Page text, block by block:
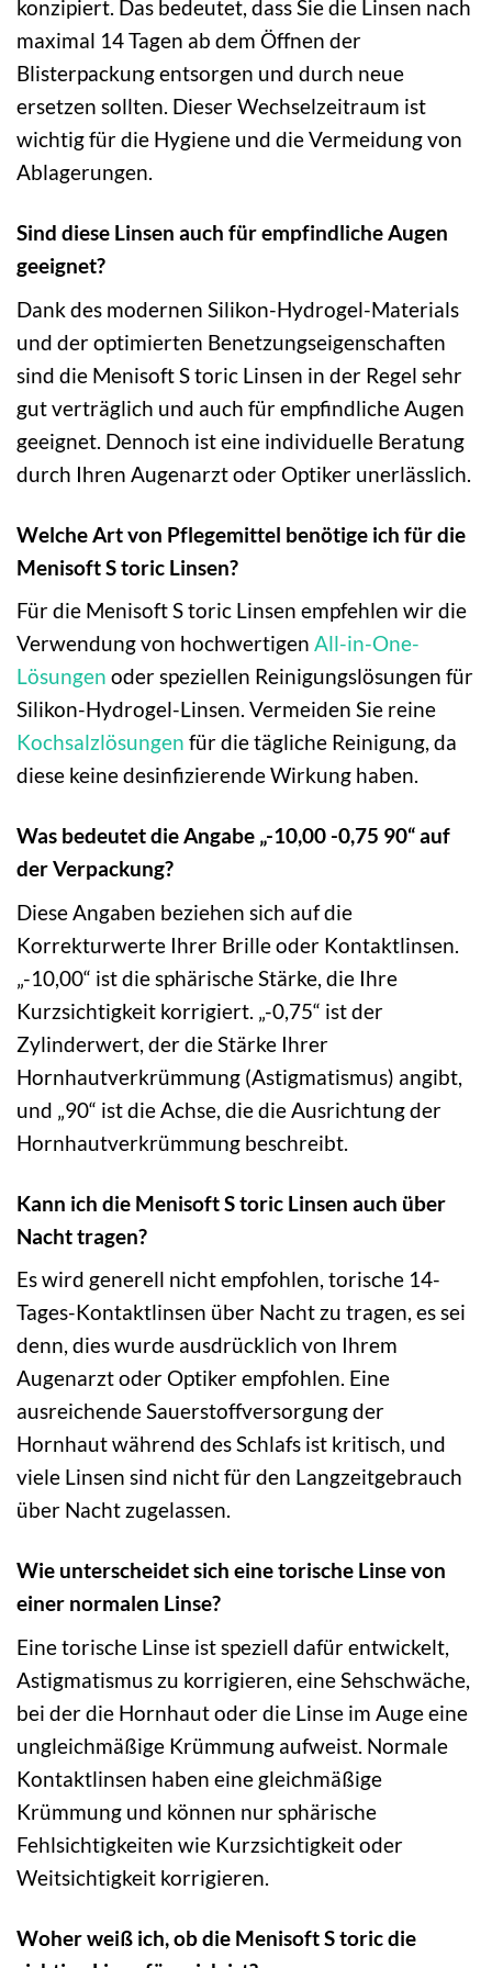
konzipiert. Das bedeutet, dass Sie die Linsen nach
maximal 14 Tagen ab dem Öffnen der
Blisterpackung entsorgen und durch neue
ersetzen sollten. Dieser Wechselzeitraum ist
wichtig für die Hygiene und die Vermeidung von
Ablagerungen.
Sind diese Linsen auch für empfindliche Augen
geeignet?
Dank des modernen Silikon-Hydrogel-Materials
und der optimierten Benetzungseigenschaften
sind die Menisoft S toric Linsen in der Regel sehr
gut verträglich und auch für empfindliche Augen
geeignet. Dennoch ist eine individuelle Beratung
durch Ihren Augenarzt oder Optiker unerlässlich.
Welche Art von Pflegemittel benötige ich für die
Menisoft S toric Linsen?
Für die Menisoft S toric Linsen empfehlen wir die
Verwendung von hochwertigen All-in-One-
Lösungen oder speziellen Reinigungslösungen für
Silikon-Hydrogel-Linsen. Vermeiden Sie reine
Kochsalzlösungen für die tägliche Reinigung, da
diese keine desinfizierende Wirkung haben.
Was bedeutet die Angabe „-10,00 -0,75 90“ auf
der Verpackung?
Diese Angaben beziehen sich auf die
Korrekturwerte Ihrer Brille oder Kontaktlinsen.
„-10,00“ ist die sphärische Stärke, die Ihre
Kurzsichtigkeit korrigiert. „-0,75“ ist der
Zylinderwert, der die Stärke Ihrer
Hornhautverkrümmung (Astigmatismus) angibt,
und „90“ ist die Achse, die die Ausrichtung der
Hornhautverkrümmung beschreibt.
Kann ich die Menisoft S toric Linsen auch über
Nacht tragen?
Es wird generell nicht empfohlen, torische 14-
Tages-Kontaktlinsen über Nacht zu tragen, es sei
denn, dies wurde ausdrücklich von Ihrem
Augenarzt oder Optiker empfohlen. Eine
ausreichende Sauerstoffversorgung der
Hornhaut während des Schlafs ist kritisch, und
viele Linsen sind nicht für den Langzeitgebrauch
über Nacht zugelassen.
Wie unterscheidet sich eine torische Linse von
einer normalen Linse?
Eine torische Linse ist speziell dafür entwickelt,
Astigmatismus zu korrigieren, eine Sehschwäche,
bei der die Hornhaut oder die Linse im Auge eine
ungleichmäßige Krümmung aufweist. Normale
Kontaktlinsen haben eine gleichmäßige
Krümmung und können nur sphärische
Fehlsichtigkeiten wie Kurzsichtigkeit oder
Weitsichtigkeit korrigieren.
Woher weiß ich, ob die Menisoft S toric die